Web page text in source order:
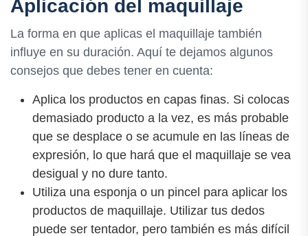
Aplicación del maquillaje
La forma en que aplicas el maquillaje también
influye en su duración. Aquí te dejamos algunos
consejos que debes tener en cuenta:
Aplica los productos en capas finas. Si colocas
demasiado producto a la vez, es más probable
que se desplace o se acumule en las líneas de
expresión, lo que hará que el maquillaje se vea
desigual y no dure tanto.
Utiliza una esponja o un pincel para aplicar los
productos de maquillaje. Utilizar tus dedos
puede ser tentador, pero también es más difícil